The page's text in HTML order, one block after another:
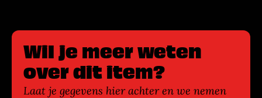
Wil je meer weten
over dit item?
Laat je gegevens hier achter en we nemen